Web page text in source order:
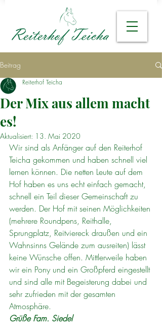
Beitrag
Der Mix aus allem macht
es!
Reiterhof Teicha
Aktualisiert: 13. Mai 2020
Wir sind als Anfänger auf den Reiterhof
Teicha gekommen und haben schnell viel
lernen können. Die netten Leute auf dem
Hof haben es uns echt einfach gemacht,
schnell ein Teil dieser Gemeinschaft zu
werden. Der Hof mit seinen Möglichkeiten
(mehrere Roundpens, Reithalle,
Sprungplatz, Reitviereck draußen und ein
Wahnsinns Gelände zum ausreiten) lässt
keine Wünsche offen. Mittlerweile haben
wir ein Pony und ein Großpferd eingestellt
und sind alle mit Begeisterung dabei und
sehr zufrieden mit der gesamten
Atmosphäre.
Grüße Fam. Siedel